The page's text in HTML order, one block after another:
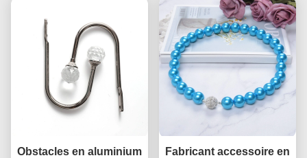
Obstacles en aluminium
Fabricant accessoire en